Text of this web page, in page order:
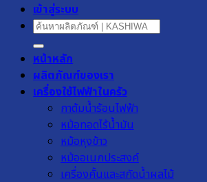
เข้าสู่ระบบ
ค้นหา:
หน้าหลัก
ผลิตภัณฑ์ของเรา
เครื่องใช้ไฟฟ้าในครัว
กาต้มน้ำร้อนไฟฟ้า
หม้อทอดไร้น้ำมัน
หม้อหุงข้าว
หม้ออเนกประสงค์
เครื่องคั้นและสกัดน้ำผลไม้